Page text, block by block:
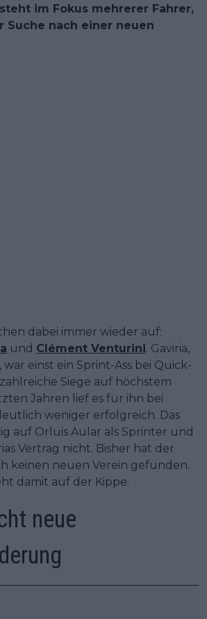
im Fokus mehrerer Fahrer,
Suche nach einer neuen
dabei immer wieder auf:
und Clément Venturini. Gaviria,
einst ein Sprint-Ass bei Quick-
Siege auf höchstem
Jahren lief es für ihn bei
weniger erfolgreich. Das
auf Orluis Aular als Sprinter und
Vertrag nicht. Bisher hat der
keinen neuen Verein gefunden.
damit auf der Kippe.
neue